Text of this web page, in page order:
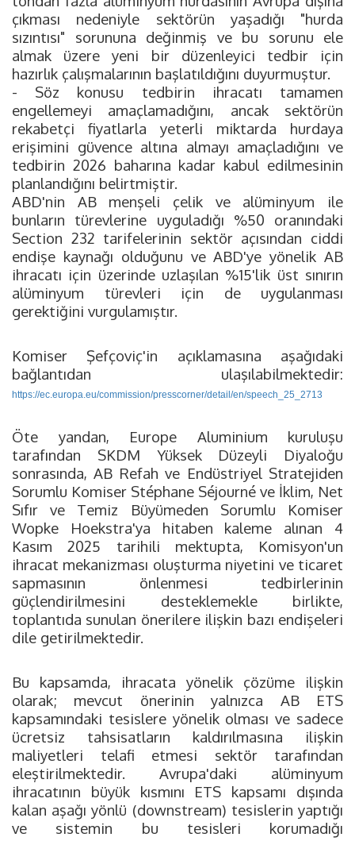
çıkması nedeniyle sektörün yaşadığı "hurda
sızıntısı" sorununa değinmiş ve bu sorunu ele
almak üzere yeni bir düzenleyici tedbir için
hazırlık çalışmalarının başlatıldığını duyurmuştur.
- Söz konusu tedbirin ihracatı tamamen
engellemeyi amaçlamadığını, ancak sektörün
rekabetçi fiyatlarla yeterli miktarda hurdaya
erişimini güvence altına almayı amaçladığını ve
tedbirin 2026 baharına kadar kabul edilmesinin
planlandığını belirtmiştir.
ABD'nin AB menşeli çelik ve alüminyum ile
bunların türevlerine uyguladığı %50 oranındaki
Section 232 tarifelerinin sektör açısından ciddi
endişe kaynağı olduğunu ve ABD'ye yönelik AB
ihracatı için üzerinde uzlaşılan %15'lik üst sınırın
alüminyum türevleri için de uygulanması
gerektiğini vurgulamıştır.
Komiser Şefçoviç'in açıklamasına aşağıdaki
bağlantıdan ulaşılabilmektedir:
https://ec.europa.eu/commission/presscorner/detail/en/speech_25_2713
Öte yandan, Europe Aluminium kuruluşu
tarafından SKDM Yüksek Düzeyli Diyaloğu
sonrasında, AB Refah ve Endüstriyel Stratejiden
Sorumlu Komiser Stéphane Séjourné ve İklim, Net
Sıfır ve Temiz Büyümeden Sorumlu Komiser
Wopke Hoekstra'ya hitaben kaleme alınan 4
Kasım 2025 tarihili mektupta, Komisyon'un
ihracat mekanizması oluşturma niyetini ve ticaret
sapmasının önlenmesi tedbirlerinin
güçlendirilmesini desteklemekle birlikte,
toplantıda sunulan önerilere ilişkin bazı endişeleri
dile getirilmektedir.
Bu kapsamda, ihracata yönelik çözüme ilişkin
olarak; mevcut önerinin yalnızca AB ETS
kapsamındaki tesislere yönelik olması ve sadece
ücretsiz tahsisatların kaldırılmasına ilişkin
maliyetleri telafi etmesi sektör tarafından
eleştirilmektedir. Avrupa'daki alüminyum
ihracatının büyük kısmını ETS kapsamı dışında
kalan aşağı yönlü (downstream) tesislerin yaptığı
ve sistemin bu tesisleri korumadığı